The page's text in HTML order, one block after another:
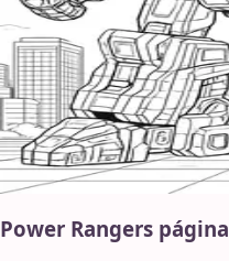
Power Rangers